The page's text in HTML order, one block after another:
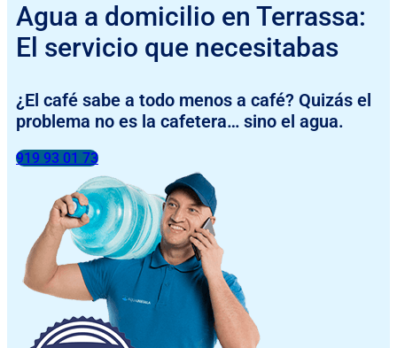
Agua a domicilio en Terrassa:
El servicio que necesitabas
¿El café sabe a todo menos a café? Quizás el
problema no es la cafetera… sino el agua.
919 93 01 73